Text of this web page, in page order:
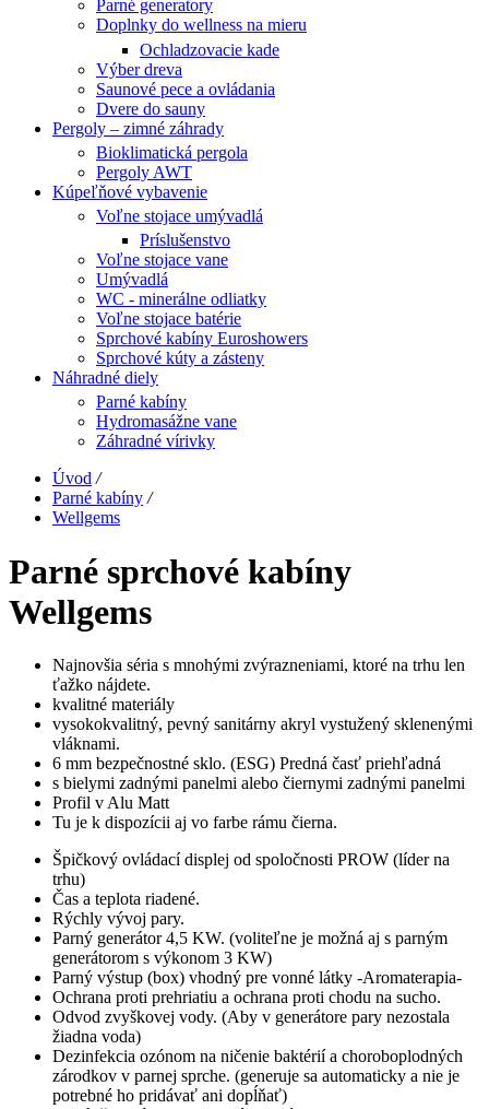
Parné generatory
Doplnky do wellness na mieru
Ochladzovacie kade
Výber dreva
Saunové pece a ovládania
Dvere do sauny
Pergoly – zimné záhrady
Bioklimatická pergola
Pergoly AWT
Kúpeľňové vybavenie
Voľne stojace umývadlá
Príslušenstvo
Voľne stojace vane
Umývadlá
WC - minerálne odliatky
Voľne stojace batérie
Sprchové kabíny Euroshowers
Sprchové kúty a zásteny
Náhradné diely
Parné kabíny
Hydromasážne vane
Záhradné vírivky
Úvod /
Parné kabíny /
Wellgems
Parné sprchové kabíny
Wellgems
Najnovšia séria s mnohými zvýrazneniami, ktoré na trhu len
ťažko nájdete.
kvalitné materiály
vysokokvalitný, pevný sanitárny akryl vystužený sklenenými
vláknami.
6 mm bezpečnostné sklo. (ESG) Predná časť priehľadná
s bielymi zadnými panelmi alebo čiernymi zadnými panelmi
Profil v Alu Matt
Tu je k dispozícii aj vo farbe rámu čierna.
Špičkový ovládací displej od spoločnosti PROW (líder na
trhu)
Čas a teplota riadené.
Rýchly vývoj pary.
Parný generátor 4,5 KW. (voliteľne je možná aj s parným
generátorom s výkonom 3 KW)
Parný výstup (box) vhodný pre vonné látky -Aromaterapia-
Ochrana proti prehriatiu a ochrana proti chodu na sucho.
Odvod zvyškovej vody. (Aby v generátore pary nezostala
žiadna voda)
Dezinfekcia ozónom na ničenie baktérií a choroboplodných
zárodkov v parnej sprche. (generuje sa automaticky a nie je
potrebné ho pridávať ani dopĺňať)